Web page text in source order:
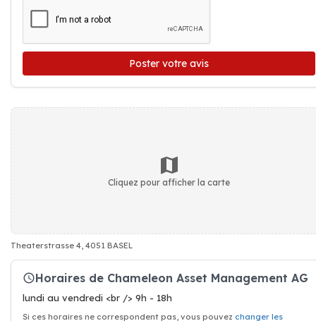
Poster votre avis
Cliquez pour afficher la carte
Theaterstrasse 4, 4051 BASEL
Horaires de Chameleon Asset Management AG
lundi au vendredi <br /> 9h - 18h
Si ces horaires ne correspondent pas, vous pouvez changer les